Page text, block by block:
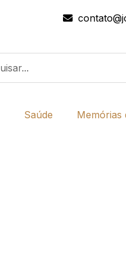
Saúde Memórias